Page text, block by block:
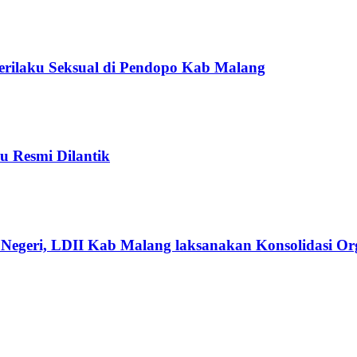
Seksual di Pendopo Kab Malang
Resmi Dilantik
LDII Kab Malang laksanakan Konsolidasi